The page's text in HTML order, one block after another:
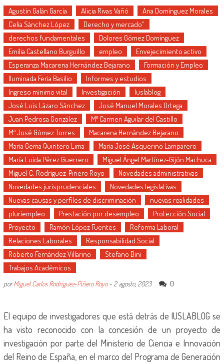
Agustín Galán García Alicia Rivas Vañó
Ana Domínguez Morales
Celia Sánchez López
Derecho y mercado"
derechos fundamentales
Dolores Gómez Domínguez
Emilia Castellano Burguillo
empleo
Envejecimiento activo
Esperanza Macarena Hernández Bejarano
Formación y Empleo
Iluminada Feria Basilio
Informes y estudios
Ingreso mínimo vital
Investigación
Iuslablog
José Luis Lázaro Sánchez
José Manuel Morales Ortega
Juan Pedrosa González
Mª Carmen Aguilar del Castillo
Mª José Gómez Torres
Macarena Hernández Bejarano
María Gema Quintero Lima
María José Asquerino Lamparero
María Luida Pérez Guerrero
Miguel Ángel Martínez-Gijón Machuca
Miguel C. Rodríguez-Piñero Royo
Novedades administrativas
Novedades jurisprudenciales
Novedades legislativas
Nuevas causas y perfiles de discriminación
nuevas realidades
pluriempleo
Prestación por desempleo
Protección Social
Proyecto
Ramón López Fuentes
Reforma Laboral
Relaciones Laborales
Responsabilidad Social
Roberto Fernández Villarino
Stefano Bini
Trabajos Académicos
porMiguel Carlos Rodríguez-Piñero Royo- 2 agosto, 2023 0
El equipo de investigadores que está detrás de IUSLABLOG se
ha visto reconocido con la concesión de un proyecto de
investigación por parte del Ministerio de Ciencia e Innovación
del Reino de España, en el marco del Programa de Generación